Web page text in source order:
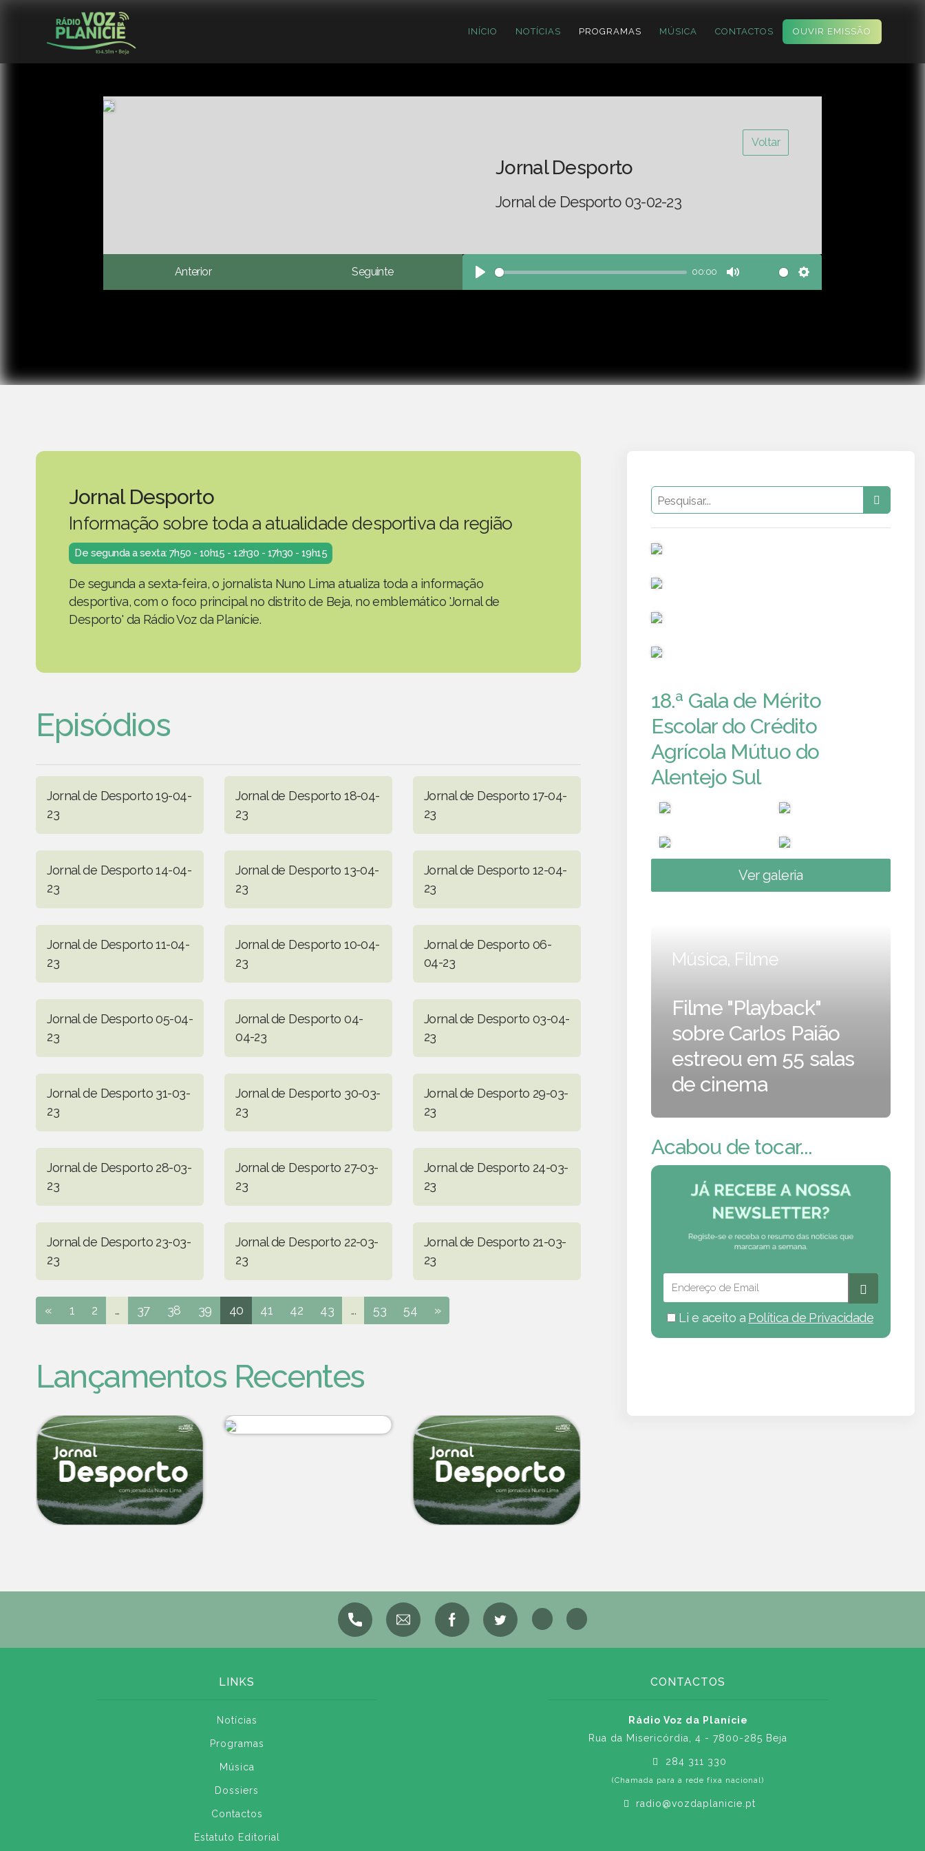
INÍCIO NOTÍCIAS PROGRAMAS MÚSICA CONTACTOS OUVIR EMISSÃO
Voltar
Jornal Desporto
Jornal de Desporto 03-02-23
Anterior Seguinte
Play
00:00
Mute Settings
Jornal Desporto
Informação sobre toda a atualidade desportiva da região
De segunda a sexta: 7h50 - 10h15 - 12h30 - 17h30 - 19h15
De segunda a sexta-feira, o jornalista Nuno Lima atualiza toda a informação
desportiva, com o foco principal no distrito de Beja, no emblemático 'Jornal de
Desporto' da Rádio Voz da Planície.
Episódios
Jornal de Desporto 19-04-
23
Jornal de Desporto 18-04-
23
Jornal de Desporto 17-04-
23
Jornal de Desporto 14-04-
23
Jornal de Desporto 13-04-
23
Jornal de Desporto 12-04-
23
Jornal de Desporto 11-04-
23
Jornal de Desporto 10-04-
23
Jornal de Desporto 06-
04-23
Jornal de Desporto 05-04-
23
Jornal de Desporto 04-
04-23
Jornal de Desporto 03-04-
23
Jornal de Desporto 31-03-
23
Jornal de Desporto 30-03-
23
Jornal de Desporto 29-03-
23
Jornal de Desporto 28-03-
23
Jornal de Desporto 27-03-
23
Jornal de Desporto 24-03-
23
Jornal de Desporto 23-03-
23
Jornal de Desporto 22-03-
23
Jornal de Desporto 21-03-
23
« 1 2 ... 37 38 39 40 41 42 43 ... 53 54 »
Lançamentos Recentes
18.ª Gala de Mérito
Escolar do Crédito
Agrícola Mútuo do
Alentejo Sul
Ver galeria
Música, Filme
Filme "Playback"
sobre Carlos Paião
estreou em 55 salas
de cinema
Acabou de tocar...
Li e aceito a Política de Privacidade
LINKS
Notícias
Programas
Música
Dossiers
Contactos
Estatuto Editorial
CONTACTOS
Rádio Voz da Planície
Rua da Misericórdia, 4 - 7800-285 Beja
284 311 330
(Chamada para a rede fixa nacional)
radio@vozdaplanicie.pt